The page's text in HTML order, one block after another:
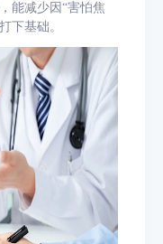
能减少因“害怕焦
下基础。​